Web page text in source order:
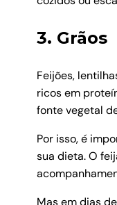
3. Grãos
Feijões,
ricos em
fonte vegetal
Por isso, é
sua dieta. O
Mas em dias